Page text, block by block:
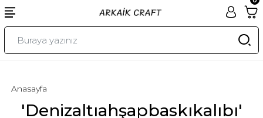
'Denizaltıahşapbaskıkalıbı'
Anasayfa